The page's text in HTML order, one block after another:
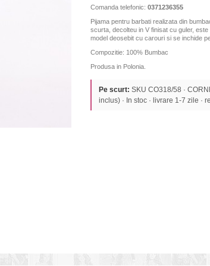
Comanda telefonic: 0371236355
Pijama pentru barbati realizata din
scurta, decolteu in V finisat cu guler,
model deosebit cu carouri si se inchide
Compozitie: 100% Bumbac
Produsa in Polonia.
Pe scurt: SKU CO318/58 ·
inclus) · In stoc · livrare 1-7 zile ·